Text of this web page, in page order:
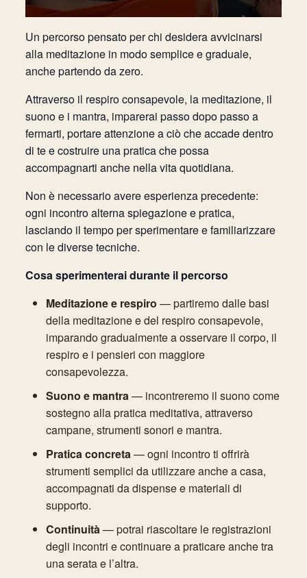
Un percorso pensato per chi desidera avvicinarsi
alla meditazione in modo semplice e graduale,
anche partendo da zero.
Attraverso il respiro consapevole, la meditazione, il
suono e i mantra, imparerai passo dopo passo a
fermarti, portare attenzione a ciò che accade dentro
di te e costruire una pratica che possa
accompagnarti anche nella vita quotidiana.
Non è necessario avere esperienza precedente:
ogni incontro alterna spiegazione e pratica,
lasciando il tempo per sperimentare e familiarizzare
con le diverse tecniche.
Cosa sperimenterai durante il percorso
Meditazione e respiro — partiremo dalle basi
della meditazione e del respiro consapevole,
imparando gradualmente a osservare il corpo, il
respiro e i pensieri con maggiore
consapevolezza.
Suono e mantra — incontreremo il suono come
sostegno alla pratica meditativa, attraverso
campane, strumenti sonori e mantra.
Pratica concreta — ogni incontro ti offrirà
strumenti semplici da utilizzare anche a casa,
accompagnati da dispense e materiali di
supporto.
Continuità — potrai riascoltare le registrazioni
degli incontri e continuare a praticare anche tra
una serata e l’altra.